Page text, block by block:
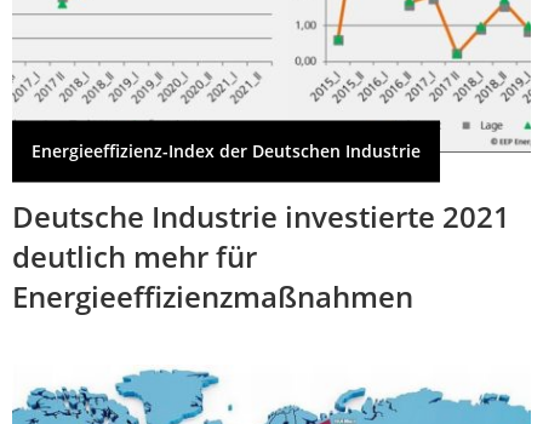
Energieeffizienz-Index der Deutschen Industrie
Deutsche Industrie investierte 2021
deutlich mehr für
Energieeffizienzmaßnahmen